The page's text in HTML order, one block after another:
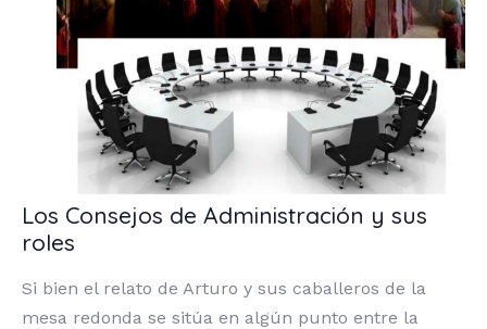
Los Consejos de Administración y sus
roles
Si bien el relato de Arturo y sus caballeros de la
mesa redonda se sitúa en algún punto entre la